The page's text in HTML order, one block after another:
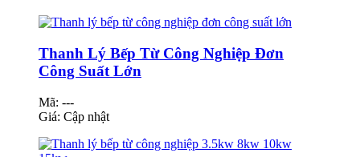
Thanh Lý Bếp Từ Công Nghiệp Đơn
Công Suất Lớn
Mã: ---
Giá: Cập nhật